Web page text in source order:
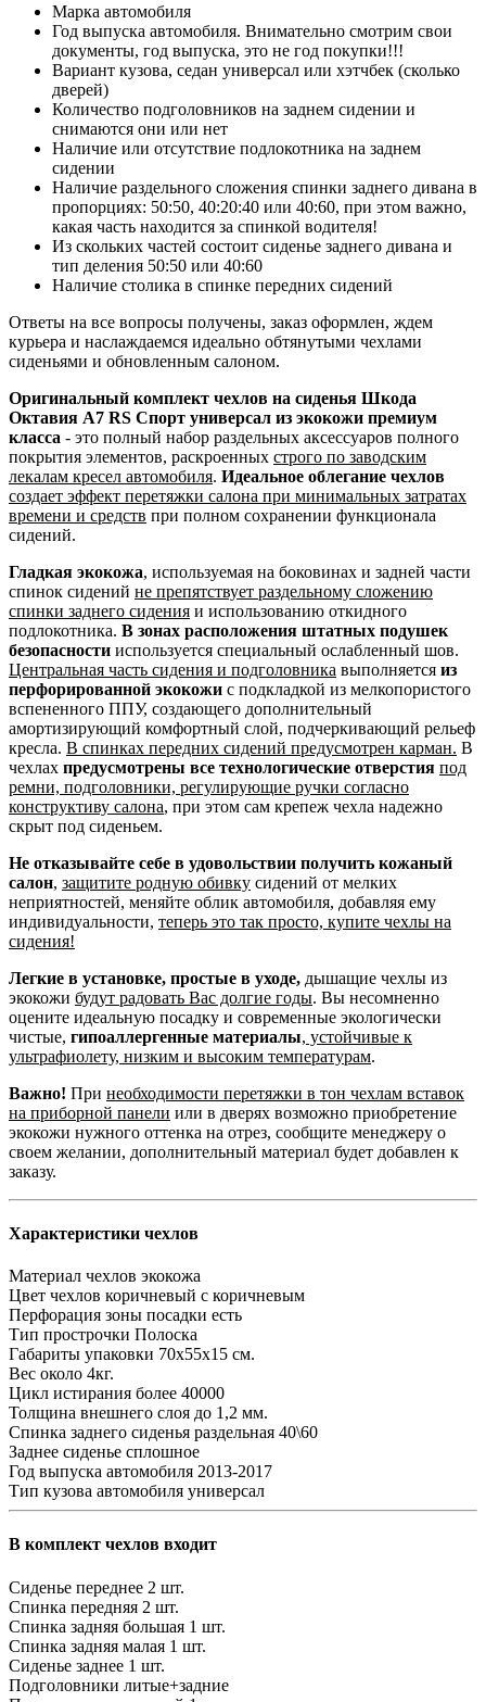
Марка автомобиля
Год выпуска автомобиля. Внимательно смотрим свои
документы, год выпуска, это не год покупки!!!
Вариант кузова, седан универсал или хэтчбек (сколько
дверей)
Количество подголовников на заднем сидении и
снимаются они или нет
Наличие или отсутствие подлокотника на заднем
сидении
Наличие раздельного сложения спинки заднего дивана в
пропорциях: 50:50, 40:20:40 или 40:60, при этом важно,
какая часть находится за спинкой водителя!
Из скольких частей состоит сиденье заднего дивана и
тип деления 50:50 или 40:60
Наличие столика в спинке передних сидений
Ответы на все вопросы получены, заказ оформлен, ждем
курьера и наслаждаемся идеально обтянутыми чехлами
сиденьями и обновленным салоном.
Оригинальный комплект чехлов на сиденья Шкода
Октавия А7 RS Спорт универсал из экокожи премиум
класса - это полный набор раздельных аксессуаров полного
покрытия элементов, раскроенных строго по заводским
лекалам кресел автомобиля. Идеальное облегание чехлов
создает эффект перетяжки салона при минимальных затратах
времени и средств при полном сохранении функционала
сидений.
Гладкая экокожа, используемая на боковинах и задней части
спинок сидений не препятствует раздельному сложению
спинки заднего сидения и использованию откидного
подлокотника. В зонах расположения штатных подушек
безопасности используется специальный ослабленный шов.
Центральная часть сидения и подголовника выполняется из
перфорированной экокожи с подкладкой из мелкопористого
вспененного ППУ, создающего дополнительный
амортизирующий комфортный слой, подчеркивающий рельеф
кресла. В спинках передних сидений предусмотрен карман. В
чехлах предусмотрены все технологические отверстия под
ремни, подголовники, регулирующие ручки согласно
конструктиву салона, при этом сам крепеж чехла надежно
скрыт под сиденьем.
Не отказывайте себе в удовольствии получить кожаный
салон, защитите родную обивку сидений от мелких
неприятностей, меняйте облик автомобиля, добавляя ему
индивидуальности, теперь это так просто, купите чехлы на
сидения!
Легкие в установке, простые в уходе, дышащие чехлы из
экокожи будут радовать Вас долгие годы. Вы несомненно
оцените идеальную посадку и современные экологически
чистые, гипоаллергенные материалы, устойчивые к
ультрафиолету, низким и высоким температурам.
Важно! При необходимости перетяжки в тон чехлам вставок
на приборной панели или в дверях возможно приобретение
экокожи нужного оттенка на отрез, сообщите менеджеру о
своем желании, дополнительный материал будет добавлен к
заказу.
Характеристики чехлов
Материал чехлов экокожа
Цвет чехлов коричневый с коричневым
Перфорация зоны посадки есть
Тип прострочки Полоска
Габариты упаковки 70х55х15 см.
Вес около 4кг.
Цикл истирания более 40000
Толщина внешнего слоя до 1,2 мм.
Спинка заднего сиденья раздельная 40\60
Заднее сиденье сплошное
Год выпуска автомобиля 2013-2017
Тип кузова автомобиля универсал
В комплект чехлов входит
Сиденье переднее 2 шт.
Спинка передняя 2 шт.
Спинка задняя большая 1 шт.
Спинка задняя малая 1 шт.
Сиденье заднее 1 шт.
Подголовники литые+задние